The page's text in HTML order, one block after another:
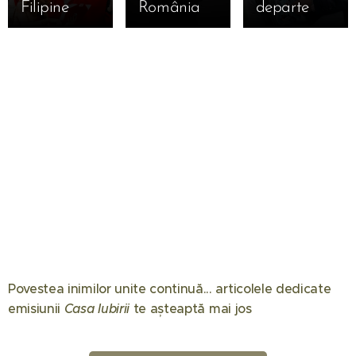
Filipine
România
departe
Povestea inimilor unite continuă... articolele dedicate
emisiunii Casa Iubiriite așteaptă mai jos 🏠
08.06.2026
Gabriel
26.05.2026
07.04.2026